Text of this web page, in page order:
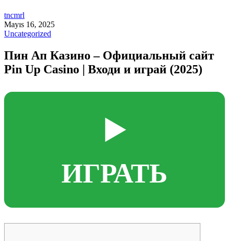
tncmrl
Mayıs 16, 2025
Uncategorized
Пин Ап Казино – Официальный сайт
Pin Up Casino | Входи и играй (2025)
▶️
ИГРАТЬ